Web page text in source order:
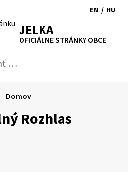
Zvýšiť
kontrast
písmapísma
EN
to
/ HU
JELKA
OFICIÁLNE STRÁNKY OBCE
Rozhlas
Domov